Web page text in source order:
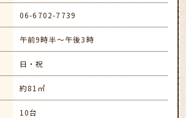
06-6702-7739
午前9時半～午後3時
日・祝
約81㎡
10台